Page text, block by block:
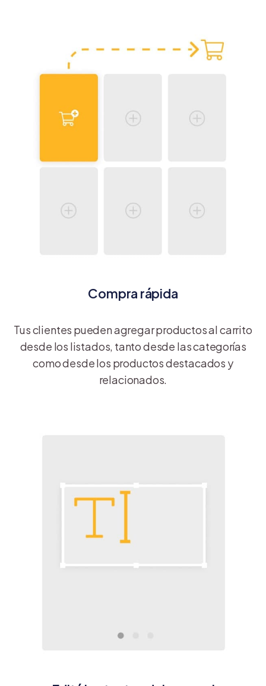
Compra rápida
Tus clientes pueden agregar productos al carrito
desde los listados, tanto desde las categorías
como desde los productos destacados y
relacionados.